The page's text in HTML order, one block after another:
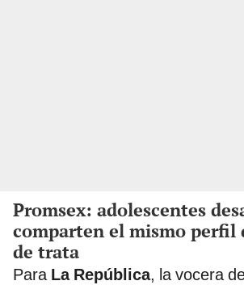
Promsex: adolescentes
comparten el mismo perfil
de trata
Para La República, la vocera